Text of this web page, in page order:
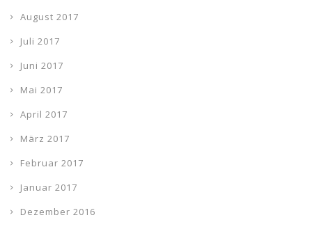
August 2017
Juli 2017
Juni 2017
Mai 2017
April 2017
März 2017
Februar 2017
Januar 2017
Dezember 2016